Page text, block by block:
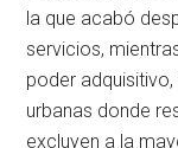
la que acabó
servicios,
poder
urbanas donde
excluyen a la